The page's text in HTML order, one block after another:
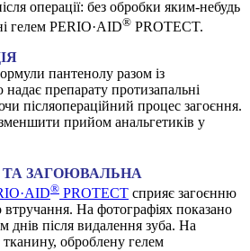
операції: без обробки яким-небудь
гелем PERIO·AID® PROTECT.
пантенолу разом із
препарату протизапальні
післяопераційний процес загоєння.
прийом анальгетиків у
ЗАГОЮВАЛЬНА
® PROTECT сприяє загоєнню
втручання. На фотографіях показано
днів після видалення зуба. На
оброблену гелем